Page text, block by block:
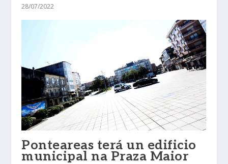
28/07/2022
Ponteareas terá un edificio
municipal na Praza Maior